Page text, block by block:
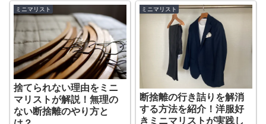
ミニマリスト
捨てられない理由をミニ
マリストが解説！無理の
ない断捨離のやり方と
ミニマリスト
断捨離の行き詰りを解消
する方法を紹介！洋服好
きミニマリストが実践し